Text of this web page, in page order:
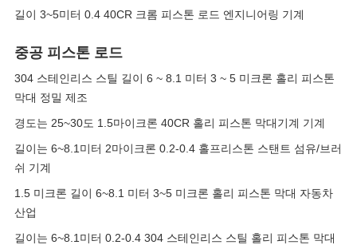
길이 3~5미터 0.4 40CR 크롬 피스톤 로드 엔지니어링 기계
중공 피스톤 로드
304 스테인리스 스틸 길이 6 ~ 8.1 미터 3 ~ 5 미크론 홀리 피스톤
막대 정밀 제조
경도는 25~30도 1.5마이크론 40CR 홀리 피스톤 막대기계 기계
길이는 6~8.1미터 2마이크론 0.2-0.4 홀프리스톤 스탠트 섬유/브러
쉬 기계
1.5 미크론 길이 6~8.1 미터 3~5 미크론 홀리 피스톤 막대 자동차
산업
길이는 6~8.1미터 0.2-0.4 304 스테인리스 스틸 홀리 피스톤 막대